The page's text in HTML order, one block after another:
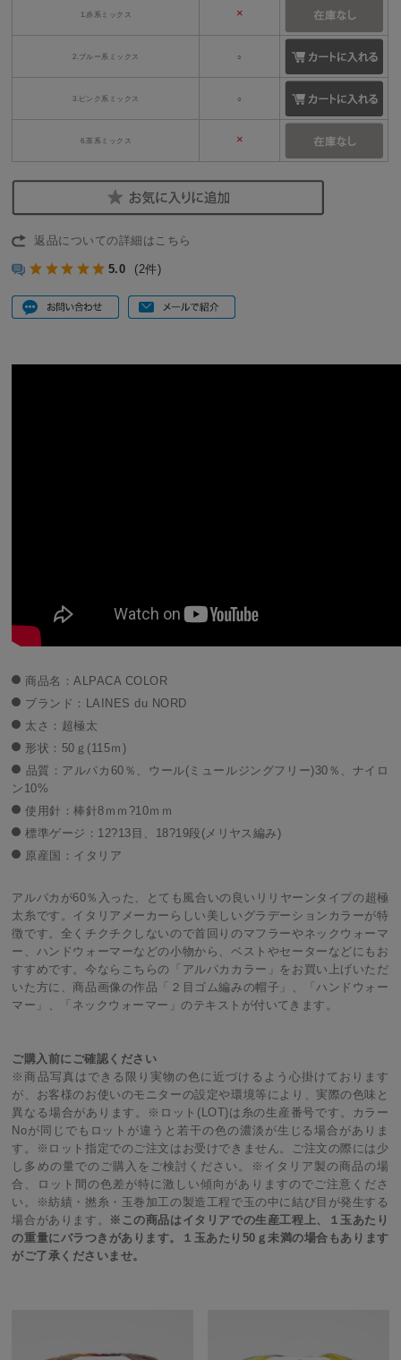
1.赤系ミックス ×
2.ブルー系ミックス ○
3.ピンク系ミックス ○
6.茶系ミックス ×
返品についての詳細はこちら
5.0 (2件)
商品名：ALPACA COLOR
ブランド：LAINES du NORD
太さ：超極太
形状：50ｇ(115ｍ)
品質：アルパカ60％、ウール(ミュールジングフリー)30％、ナイロ
ン10%
使用針：棒針8ｍｍ?10ｍｍ
標準ゲージ：12?13目、18?19段(メリヤス編み)
原産国：イタリア
アルパカが60％入った、とても風合いの良いリリヤーンタイプの超極
太糸です。イタリアメーカーらしい美しいグラデーションカラーが特
徴です。全くチクチクしないので首回りのマフラーやネックウォーマ
ー、ハンドウォーマーなどの小物から、ベストやセーターなどにもお
すすめです。今ならこちらの「アルパカカラー」をお買い上げいただ
いた方に、商品画像の作品「２目ゴム編みの帽子」、「ハンドウォー
マー」、「ネックウォーマー」のテキストが付いてきます。
ご購入前にご確認ください
※商品写真はできる限り実物の色に近づけるよう心掛けております
が、お客様のお使いのモニターの設定や環境等により、実際の色味と
異なる場合があります。※ロット(LOT)は糸の生産番号です。カラー
Noが同じでもロットが違うと若干の色の濃淡が生じる場合がありま
す。※ロット指定でのご注文はお受けできません。ご注文の際には少
し多めの量でのご購入をご検討ください。※イタリア製の商品の場
合、ロット間の色差が特に激しい傾向がありますのでご注意くださ
い。※紡績・撚糸・玉巻加工の製造工程で玉の中に結び目が発生する
場合があります。
※この商品はイタリアでの生産工程上、１玉あたり
の重量にバラつきがあります。１玉あたり50ｇ未満の場合もあります
がご了承くださいませ。